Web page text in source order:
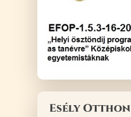
Esély Otthon